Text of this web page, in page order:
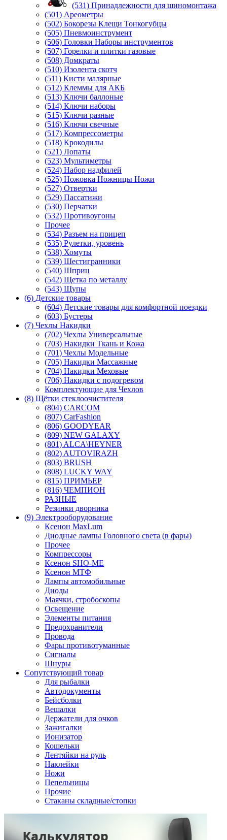
(531) Принадлежности для шиномонтажа
(501) Ареометры
(502) Бокорезы Клещи Тонкогубцы
(505) Пневмоинструмент
(506) Головки Наборы инструментов
(507) Горелки и плитки газовые
(508) Домкраты
(510) Изолента скотч
(511) Кисти малярные
(512) Клеммы для АКБ
(513) Ключи баллоные
(514) Ключи наборы
(515) Ключи разные
(516) Ключи свечные
(517) Компрессометры
(518) Крокодилы
(521) Лопаты
(523) Мультиметры
(524) Набор надфилей
(525) Ножовка Ножницы Ножи
(527) Отвертки
(529) Пассатижи
(530) Перчатки
(532) Противоугоны
Прочее
(534) Разъем на прицеп
(535) Рулетки, уровень
(538) Хомуты
(539) Шестигранники
(540) Шприц
(542) Щетка по металлу
(543) Щупы
(6) Детские товары
(604) Детские товары для комфортной поездки
(603) Бустеры
(7) Чехлы Накидки
(702) Чехлы Универсальные
(703) Накидки Ткань и Кожа
(701) Чехлы Модельные
(705) Накидки Массажные
(704) Накидки Меховые
(706) Накидки с подогревом
Комплектующие для Чехлов
(8) Щётки стеклоочистителя
(804) CARCOM
(807) CarFashion
(806) GOODYEAR
(809) NEW GALAXY
(801) ALCA\HEYNER
(802) AUTOVIRAZH
(803) BRUSH
(808) LUCKY WAY
(815) ПРИМЬЕР
(816) ЧЕМПИОН
РАЗНЫЕ
Резинки дворника
(9) Электрооборудование
Ксенон MaxLum
Диодные лампы Головного света (в фары)
Прочее
Компрессоры
Ксенон SHO-ME
Ксенон МТФ
Лампы автомобильные
Диоды
Маячки, стробоскопы
Освещение
Элементы питания
Предохранители
Провода
Фары противотуманные
Сигналы
Шнуры
Сопутствующий товар
Для рыбалки
Автодокументы
Бейсболки
Вешалки
Держатели для очков
Зажигалки
Ионизатор
Кошельки
Лентяйки на руль
Наклейки
Ножи
Пепельницы
Прочие
Стаканы складные/стопки